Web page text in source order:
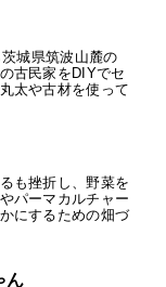
城県筑波山麓の
古民家をDIYでセ
太や古材を使って
も挫折し、野菜を
パーマカルチャー
にするための畑づ
ん